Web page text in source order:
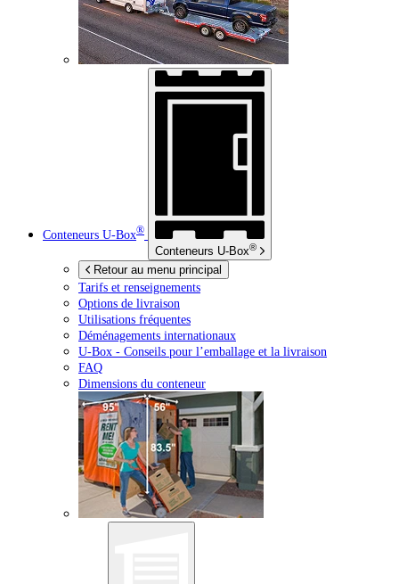
Conteneurs U-Box®
Conteneurs U-Box®
Retour au menu principal
Tarifs et renseignements
Options de livraison
Utilisations fréquentes
Déménagements internationaux
U-Box - Conseils pour l’emballage et la livraison
FAQ
Dimensions du conteneur